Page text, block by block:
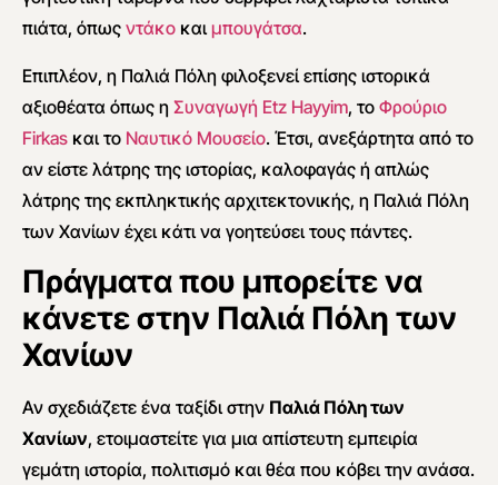
πιάτα, όπως ντάκο καιμπουγάτσα.
Επιπλέον, η Παλιά Πόλη φιλοξενεί επίσης ιστορικά
αξιοθέατα όπως η Συναγωγή Etz Hayyim, το Φρούριο
Firkas και το Ναυτικό Μουσείο. Έτσι, ανεξάρτητα από το
αν είστε λάτρης της ιστορίας, καλοφαγάς ή απλώς
λάτρης της εκπληκτικής αρχιτεκτονικής, η Παλιά Πόλη
των Χανίων έχει κάτι να γοητεύσει τους πάντες.
Πράγματα που μπορείτε να
κάνετε στην Παλιά Πόλη των
Χανίων
Αν σχεδιάζετε ένα ταξίδι στην Παλιά Πόλη των
Χανίων, ετοιμαστείτε για μια απίστευτη εμπειρία
γεμάτη ιστορία, πολιτισμό και θέα που κόβει την ανάσα.